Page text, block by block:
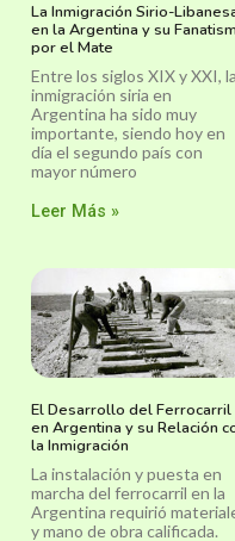
La Inmigración Sirio-
en la Argentina y su
por el Mate
Entre los siglos XIX y XXI, la
inmigración siria en
Argentina ha sido muy
importante, siendo hoy en
día el segundo país con
mayor número
Leer Más »
El Desarrollo del Ferrocarril
en Argentina y su Relación
la Inmigración
La instalación y puesta en
marcha del ferrocarril en la
Argentina requirió
y mano de obra calificada.